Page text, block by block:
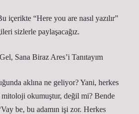
içerikte “Here you are nasıl yazılır”
sizlerle paylaşacağız.
Sana Biraz Ares’i Tanıtayım
aklına ne geliyor? Yani, herkes
okumuştur, değil mi? Bende
be, bu adamın işi zor. Herkes